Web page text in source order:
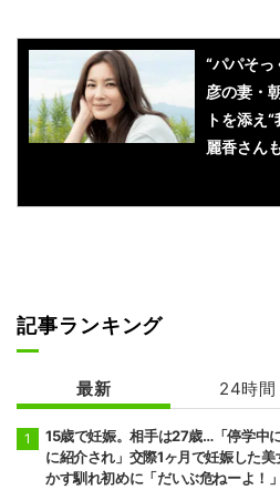
“パパそっ
彦の妻・
トを添え
麗香さん
記事ランキング
最新 24時間
15歳で妊娠。相手は27歳…「停学中
に紹介され」交際1ヶ月で妊娠した美
かす馴れ初めに「だいぶ危ねーよ！